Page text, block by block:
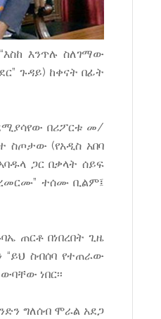
እንጥሉ ስለገማው
ጉዳይ) ከቀናት በፊት
በሪፖርቱ መ/
ስጦታው (የአዲስ አበባ
ጋር በቃላት ሰይፍ
ተሰሙ ቢልም፤
ጠርቶ በነበረበት ጊዜ
ስብሰባ የተጠራው
ነበር፡፡
ግለሰብ ሞራል አደጋ